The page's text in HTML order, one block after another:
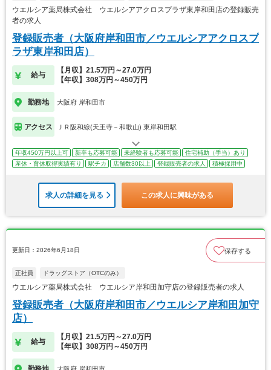
ウエルシア薬局株式会社 ウエルシアアクロスプラザ東岸和田店の登録販売
者の求人
登録販売者（大阪府岸和田市／ウエルシアアクロスプ
ラザ東岸和田店）
給与
【月収】21.5万円～27.0万円
【年収】308万円～450万円
勤務地 大阪府 岸和田市
アクセス ＪＲ阪和線(天王寺－和歌山) 東岸和田駅
年収450万円以上可 新卒も応募可能 未経験者も応募可能
住宅補助（手当）あり
産休・育休取得実績有り
駅チカ 店舗数30以上 登録販売者の求人 積極採用中
求人の詳細を見る この求人に興味がある
更新日：2026年6月18日 保存する
正社員 ドラッグストア（OTCのみ）
ウエルシア薬局株式会社 ウエルシア岸和田加守店の登録販売者の求人
登録販売者（大阪府岸和田市／ウエルシア岸和田加守
店）
給与
【月収】21.5万円～27.0万円
【年収】308万円～450万円